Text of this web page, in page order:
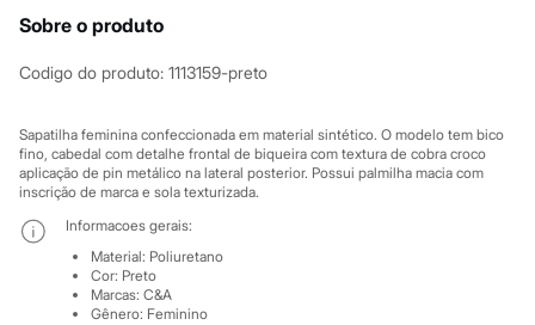
Relógios
Botas
Sandálias
Sapatilhas
Tênis
Marcas
City
Clock House
Mindset
Sawary
Yessica
Sobre o produto
Codigo do produto: 1113159-preto
Sapatilha feminina confeccionada em material sintético. O modelo tem bico
fino, cabedal com detalhe frontal de biqueira com textura de cobra croco
aplicação de pin metálico na lateral posterior. Possui palmilha macia com
inscrição de marca e sola texturizada.
Informacoes gerais:
Material: Poliuretano
Cor: Preto
Marcas: C&A
Gênero: Feminino